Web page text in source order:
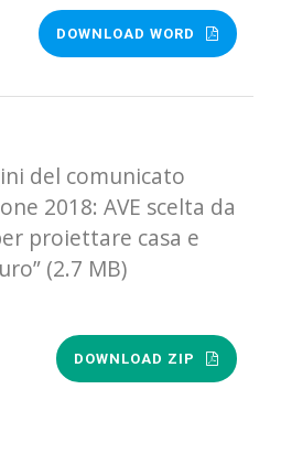
DOWNLOAD WORD
del comunicato
2018: AVE scelta da
proiettare casa e
(2.7 MB)
DOWNLOAD ZIP